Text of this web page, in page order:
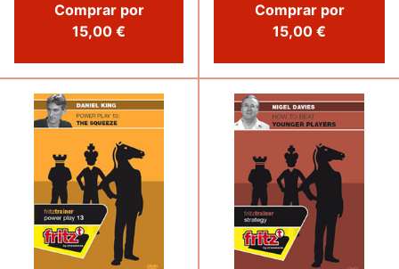
Comprar por
15,00 €
Comprar por
15,00 €